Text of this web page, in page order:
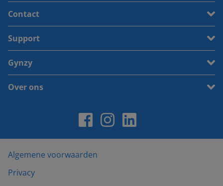
Contact
Support
Gynzy
Over ons
Algemene voorwaarden
Privacy